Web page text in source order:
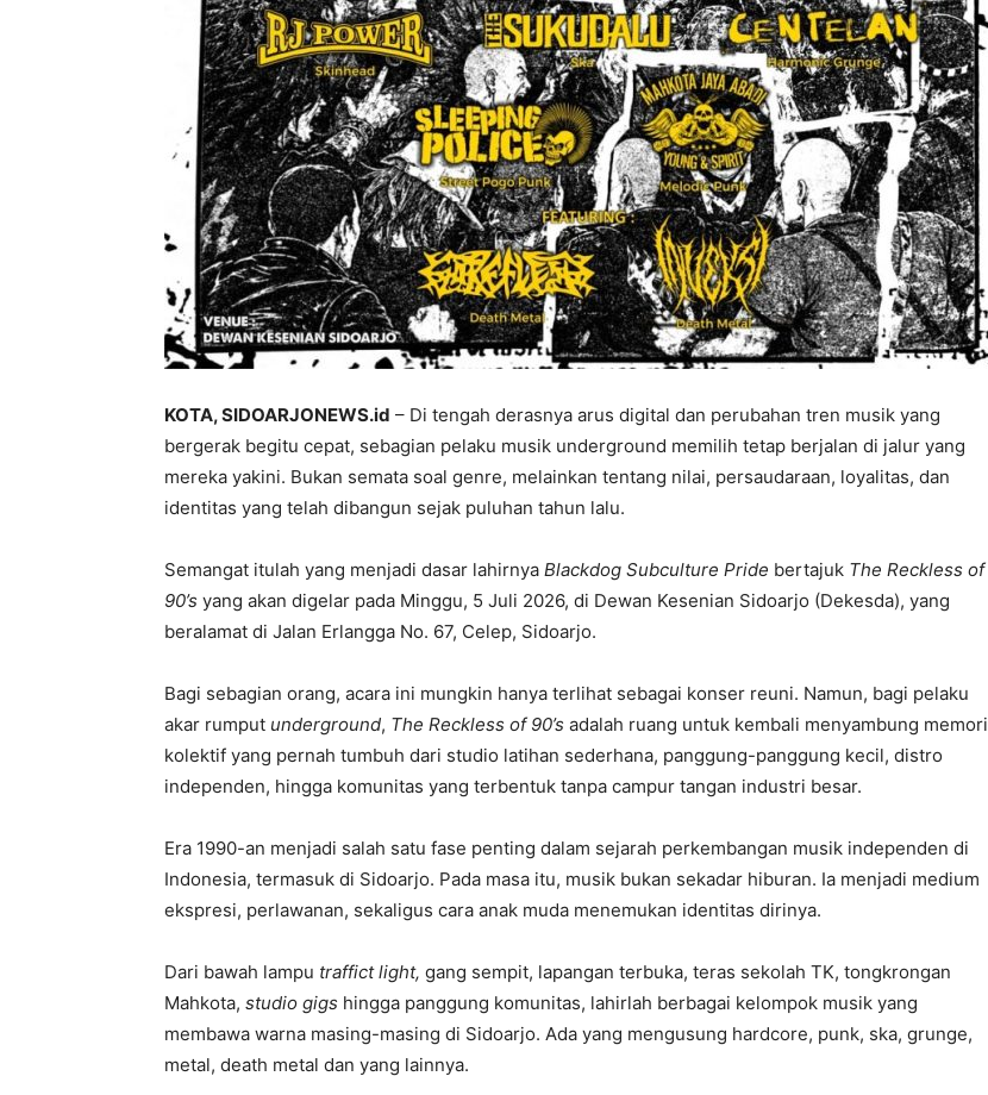
KOTA, SIDOARJONEWS.id – Di tengah derasnya arus digital dan perubahan tren musik yang
bergerak begitu cepat, sebagian pelaku musik underground memilih tetap berjalan di jalur yang
mereka yakini. Bukan semata soal genre, melainkan tentang nilai, persaudaraan, loyalitas, dan
identitas yang telah dibangun sejak puluhan tahun lalu.
Semangat itulah yang menjadi dasar lahirnya Blackdog Subculture Pride bertajuk The Reckless of
90’s yang akan digelar pada Minggu, 5 Juli 2026, di Dewan Kesenian Sidoarjo (Dekesda), yang
beralamat di Jalan Erlangga No. 67, Celep, Sidoarjo.
Bagi sebagian orang, acara ini mungkin hanya terlihat sebagai konser reuni. Namun, bagi pelaku
akar rumput underground, The Reckless of 90’s adalah ruang untuk kembali menyambung memori
kolektif yang pernah tumbuh dari studio latihan sederhana, panggung-panggung kecil, distro
independen, hingga komunitas yang terbentuk tanpa campur tangan industri besar.
Era 1990-an menjadi salah satu fase penting dalam sejarah perkembangan musik independen di
Indonesia, termasuk di Sidoarjo. Pada masa itu, musik bukan sekadar hiburan. Ia menjadi medium
ekspresi, perlawanan, sekaligus cara anak muda menemukan identitas dirinya.
Dari bawah lampu traffict light, gang sempit, lapangan terbuka, teras sekolah TK, tongkrongan
Mahkota, studio gigs hingga panggung komunitas, lahirlah berbagai kelompok musik yang
membawa warna masing-masing di Sidoarjo. Ada yang mengusung hardcore, punk, ska, grunge,
metal, death metal dan yang lainnya.